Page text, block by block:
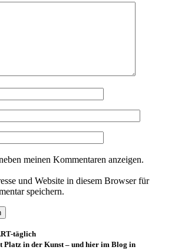
meinen Kommentaren anzeigen.
und Website in diesem Browser für
speichern.
täglich
Platz in der Kunst – und hier im Blog in